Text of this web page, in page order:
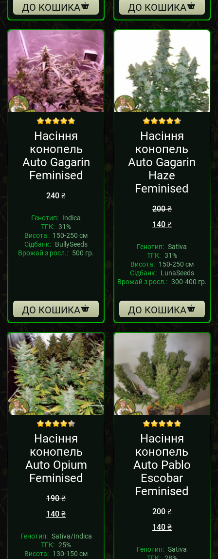
ДО КОШИКА ДО КОШИКА
Насіння
конопель
Auto Gagarin
Feminised
240₴
Генотип: Indica
ТГК: 31%
Висота: 150-250 см
Сідбанк: BullySeeds
Врожай з росл.: 500 гр.
ДО КОШИКА
Sale!
Насіння
конопель
Auto Gagarin
Haze
Feminised
200₴
140 ₴
Генотип: Sativa
ТГК: 31%
Висота: 150-250 см
Сідбанк: LunaSeeds
Врожай з росл.: 300-400 гр.
ДО КОШИКА
Sale!
Насіння
конопель
Auto Opium
Feminised
190₴
140₴
Генотип: Sativa/Indica
ТГК: 25%
Висота: 130-150 см
Sale!
Насіння
конопель
Auto Pablo
Escobar
Feminised
200₴
140 ₴
Генотип: Sativa